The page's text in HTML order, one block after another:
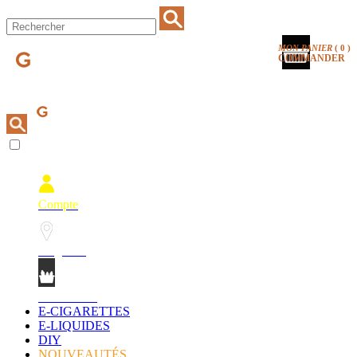
MON PANIER ( 0 )
COMMANDER
Compte
E-CIGARETTES
E-LIQUIDES
DIY
NOUVEAUTÉS